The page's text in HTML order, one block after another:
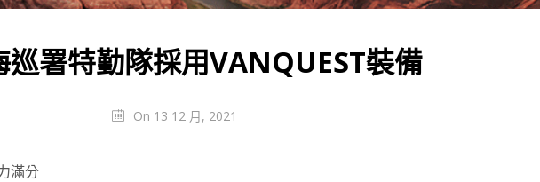
巡署特勤隊採用VANQUEST裝備
On 13 12 月, 2021
滿分